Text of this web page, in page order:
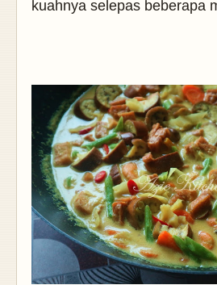
kuahnya selepas beberapa